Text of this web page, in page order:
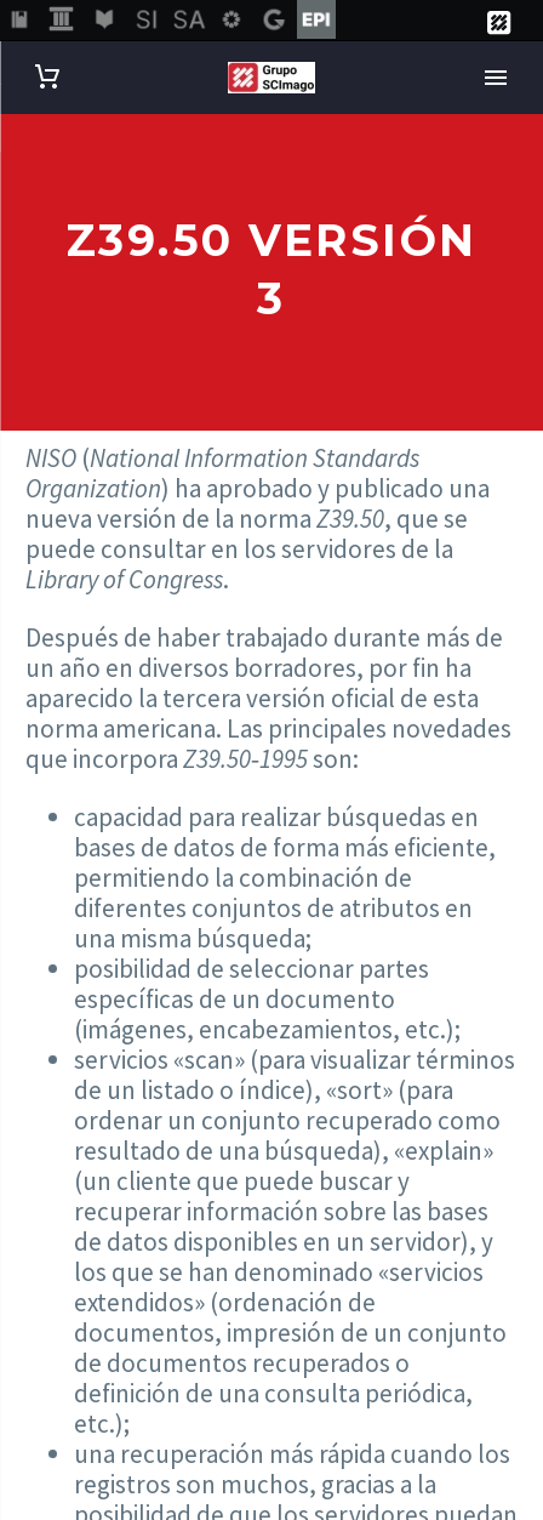
Z39.50 VERSIÓN
3
NISO (National Information Standards
Organization) ha aprobado y publicado una
nueva versión de la normaZ39.50, que se
puede consultar en los servidores de la
Library of Congress.
Después de haber trabajado durante más de
un año en diversos borradores, por fin ha
aparecido la tercera versión oficial de esta
norma americana. Las principales novedades
que incorporaZ39.50‑1995son:
capacidad para realizar búsquedas en
bases de datos de forma más eficiente,
permitiendo la combinación de
diferentes conjuntos de atributos en
una misma búsqueda;
posibilidad de seleccionar partes
específicas de un documento
(imágenes, encabezamientos, etc.);
servicios «scan» (para visualizar términos
de un listado o índice), «sort» (para
ordenar un conjunto recuperado como
resultado de una búsqueda), «explain»
(un cliente que puede buscar y
recuperar información sobre las bases
de datos disponibles en un servidor), y
los que se han denominado «servicios
extendidos» (ordenación de
documentos, impresión de un conjunto
de documentos recuperados o
definición de una consulta periódica,
etc.);
una recuperación más rápida cuando los
registros son muchos, gracias a la